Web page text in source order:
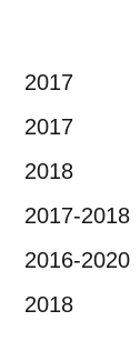
2017
2017
2018
2017-2018
2016-2020
2018